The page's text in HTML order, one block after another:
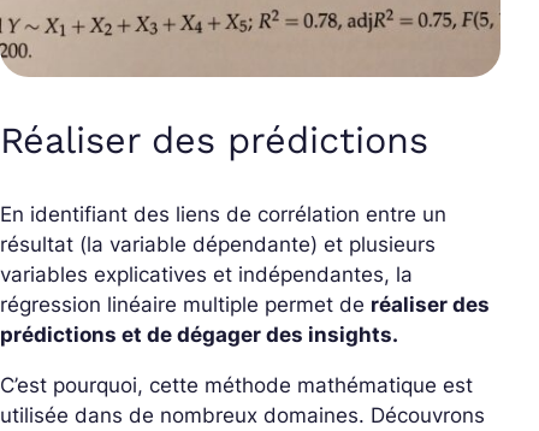
Réaliser des prédictions
En identifiant des liens de corrélation entre un
résultat (la variable dépendante) et plusieurs
variables explicatives et indépendantes, la
régression linéaire multiple permet de réaliser des
prédictions et de dégager des insights.
C’est pourquoi, cette méthode mathématique est
utilisée dans de nombreux domaines. Découvrons